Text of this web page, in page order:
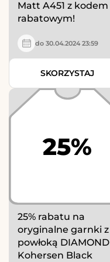
Matt A451 z kodem
rabatowym!
do 30.04.2024 23:59
SKORZYSTAJ
25%
25% rabatu na
oryginalne garnki z
powłoką DIAMOND
Kohersen Black